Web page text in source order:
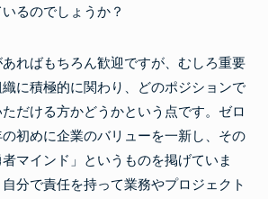
るのでしょうか？
ればもちろん歓迎ですが、むしろ重要
に積極的に関わり、どのポジションで
だける方かどうかという点です。ゼロ
初めに企業のバリューを一新し、その
マインド」というものを掲げていま
分で責任を持って業務やプロジェクト